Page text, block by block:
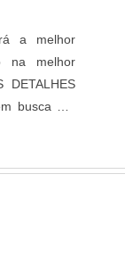
a melhor
na melhor
busca por
consegue
capote